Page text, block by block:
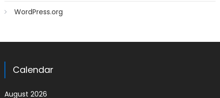
WordPress.org
Calendar
August 2026